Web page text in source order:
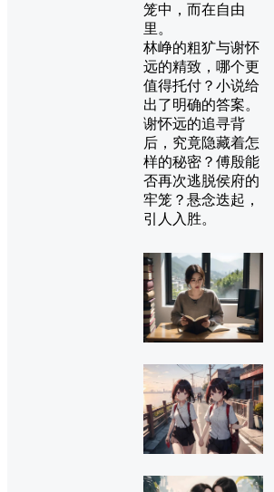
笼中，而在自由
里。
林峥的粗犷与谢怀
远的精致，哪个更
值得托付？小说给
出了明确的答案。
谢怀远的追寻背
后，究竟隐藏着怎
样的秘密？傅殷能
否再次逃脱侯府的
牢笼？悬念迭起，
引人入胜。